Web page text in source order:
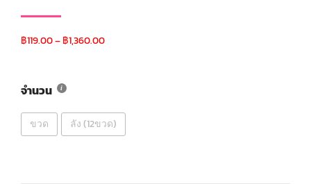
฿119.00–฿1,360.00
จำนวน
ขวด ลัง (12ขวด)